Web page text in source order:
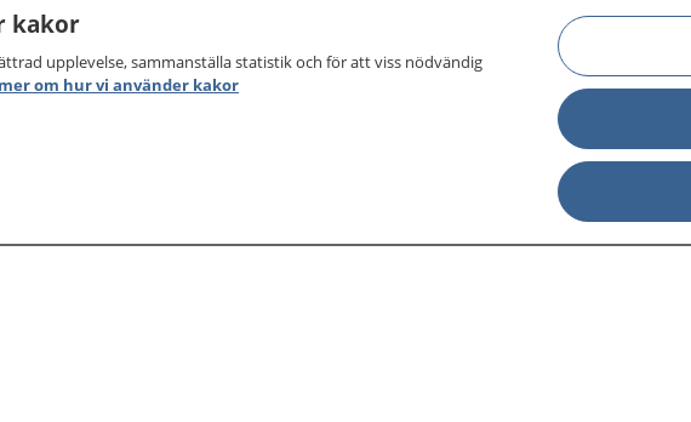
kakor
upplevelse, sammanställa statistik och för att viss nödvändig
om hur vi använder kakor